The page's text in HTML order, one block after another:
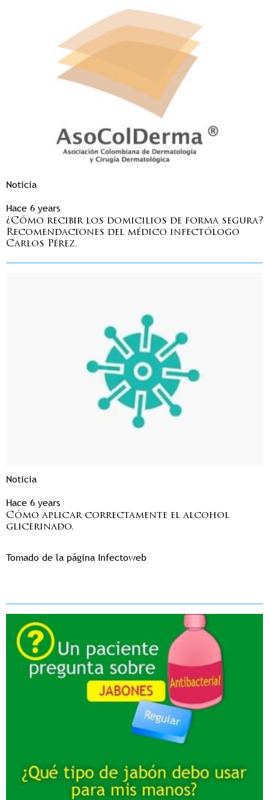
Noticia
Hace 6 years
¿Cómo recibir los domicilios de forma segura?
Recomendaciones del médico infectólogo
Carlos Pérez.
Noticia
Hace 6 years
Cómo aplicar correctamente el alcohol
glicerinado.
Tomado de la página Infectoweb